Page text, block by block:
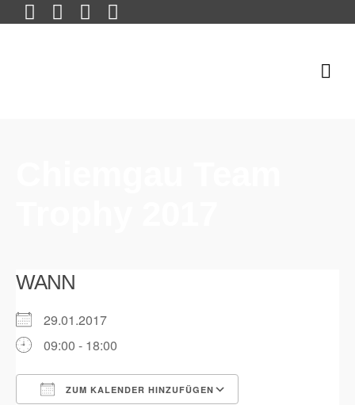
WANN
29.01.2017
09:00 - 18:00
ZUM KALENDER HINZUFÜGEN